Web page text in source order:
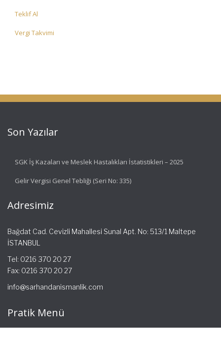
Teklif Al
Vergi Takvimi
Son Yazılar
SGK İş Kazaları ve Meslek Hastalıkları İstatistikleri – 2025
Gelir Vergisi Genel Tebliği (Seri No: 335)
Adresimiz
Bağdat Cad. Cevizli Mahallesi Sunal Apt. No: 513/1 Maltepe
İSTANBUL
Tel: 0216 370 20 27
Fax: 0216 370 20 27
info@sarhandanismanlik.com
Pratik Menü